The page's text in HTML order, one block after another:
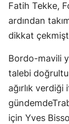
Fatih Tekke,
ardından
dikkat
Bordo-mavili
talebi
ağırlık
için Yves